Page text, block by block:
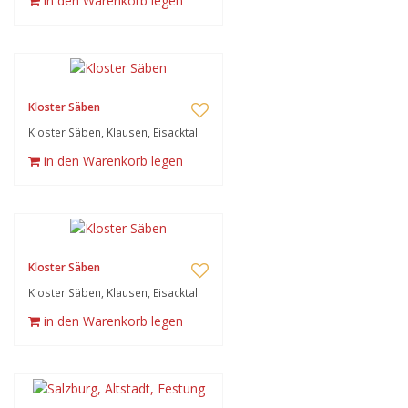
Kloster Säben
Kloster Säben, Klausen, Eisacktal
in den Warenkorb legen
Kloster Säben
Kloster Säben, Klausen, Eisacktal
in den Warenkorb legen